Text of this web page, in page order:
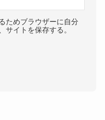
ためブラウザーに自分
サイトを保存する。